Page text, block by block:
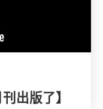
出版了】